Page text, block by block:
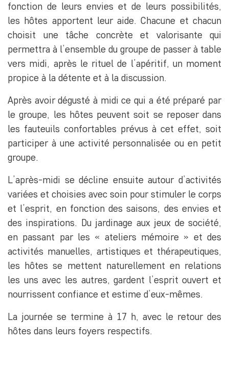
fonction de leurs envies et de leurs possibilités,
les hôtes apportent leur aide. Chacune et chacun
choisit une tâche concrète et valorisante qui
permettra à l’ensemble du groupe de passer à table
vers midi, après le rituel de l’apéritif, un moment
propice à la détente et à la discussion.
Après avoir dégusté à midi ce qui a été préparé par
le groupe, les hôtes peuvent soit se reposer dans
les fauteuils confortables prévus à cet effet, soit
participer à une activité personnalisée ou en petit
groupe.
L’après-midi se décline ensuite autour d’activités
variées et choisies avec soin pour stimuler le corps
et l’esprit, en fonction des saisons, des envies et
des inspirations. Du jardinage aux jeux de société,
en passant par les « ateliers mémoire » et des
activités manuelles, artistiques et thérapeutiques,
les hôtes se mettent naturellement en relations
les uns avec les autres, gardent l’esprit ouvert et
nourrissent confiance et estime d’eux-mêmes.
La journée se termine à 17 h, avec le retour des
hôtes dans leurs foyers respectifs.